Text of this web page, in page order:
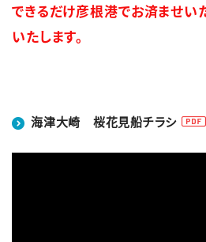
English
できるだけ彦根港でお済ませい
いたします。
海津大崎 桜花見船チラシ